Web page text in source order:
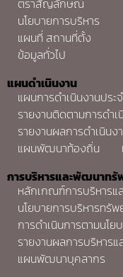
ตราสัญลักษณ์
นโยบายการบริหาร
แผนที่ สถานที่ตั้ง
ข้อมูลทั่วไป
แผนดำเนินงาน
แผนการดำเนินงานประ
รายงานติดตามการดำ
รายงานผลการดำเนินง
แผนพัฒนาท้องถิ่น
การบริหารและพัฒนาท
หลักเกณฑ์การบริหาร
นโยบายการบริหารทรั
การดำเนินการตามนโ
รายงานผลการบริหาร
แผนพัฒนาบุคลากร